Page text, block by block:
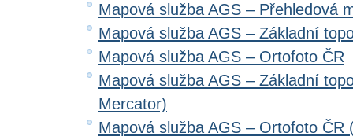
Mapová služba AGS – Přehledová
Mapová služba AGS – Základní
Mapová služba AGS – Ortofoto ČR
Mapová služba AGS – Základní
Mercator)
Mapová služba AGS – Ortofoto ČR